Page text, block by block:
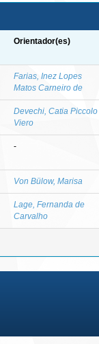
Orientador(es)
Farias, Inez Lopes
Matos Carneiro de
Devechi, Catia Piccolo
Viero
-
Von Bülow, Marisa
Lage, Fernanda de
Carvalho